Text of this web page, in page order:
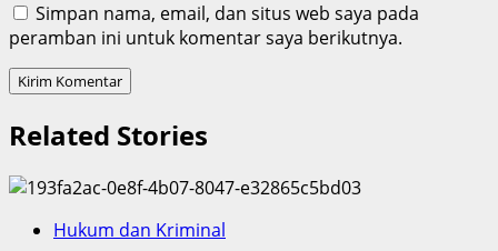
Simpan nama, email, dan situs web saya pada
peramban ini untuk komentar saya berikutnya.
Related Stories
Hukum dan Kriminal